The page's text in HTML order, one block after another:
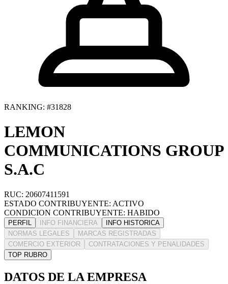
RANKING: #31828
LEMON
COMMUNICATIONS GROUP
S.A.C
RUC: 20607411591
ESTADO CONTRIBUYENTE: ACTIVO
CONDICION CONTRIBUYENTE: HABIDO
PERFIL INFO FINANCIERA
INFO HISTORICA
NORMAS LEGALES
MARCAS REGISTRADAS
COMERCIO EXTERIOR
CONTRATACIONES Y PENALIDADES
TOP RUBRO
DATOS DE LA EMPRESA